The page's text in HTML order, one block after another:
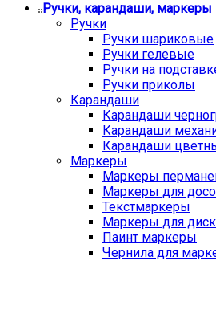
Ручки, карандаши, маркеры
Ручки
Ручки шариковые
Ручки гелевые
Ручки на
Ручки приколы
Карандаши
Карандаши
Карандаши
Карандаши
Маркеры
Маркеры
Маркеры для
Текстмаркеры
Маркеры для
Паинт маркеры
Чернила для